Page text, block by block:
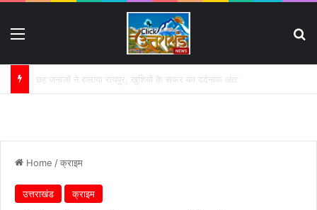
गंगा की बदहाली पर कृष्णकान्त के पत्र का असर:
Home /क्राइम
उत्तराखंड क्राइम